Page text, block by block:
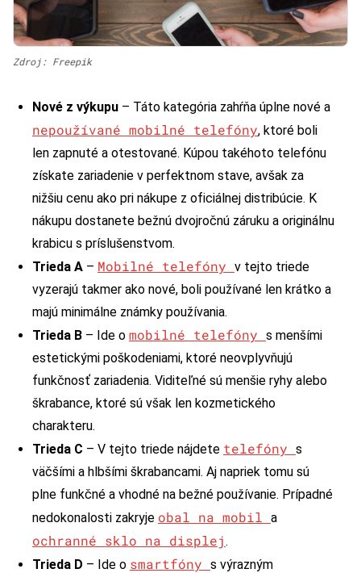
Zdroj: Freepik
Nové z výkupu – Táto kategória zahŕňa úplne nové a
nepoužívané mobilné telefóny, ktoré boli
len zapnuté a otestované. Kúpou takéhoto telefónu
získate zariadenie v perfektnom stave, avšak za
nižšiu cenu ako pri nákupe z oficiálnej distribúcie. K
nákupu dostanete bežnú dvojročnú záruku a originálnu
krabicu s príslušenstvom.
Trieda A – Mobilné telefóny v tejto triede
vyzerajú takmer ako nové, boli používané len krátko a
majú minimálne známky používania.
Trieda B – Ide o mobilné telefóny s menšími
estetickými poškodeniami, ktoré neovplyvňujú
funkčnosť zariadenia. Viditeľné sú menšie ryhy alebo
škrabance, ktoré sú však len kozmetického
charakteru.
Trieda C – V tejto triede nájdete telefóny s
väčšími a hlbšími škrabancami. Aj napriek tomu sú
plne funkčné a vhodné na bežné používanie. Prípadné
nedokonalosti zakryje obal na mobil a
ochranné sklo na displej.
Trieda D – Ide o smartfóny s výrazným